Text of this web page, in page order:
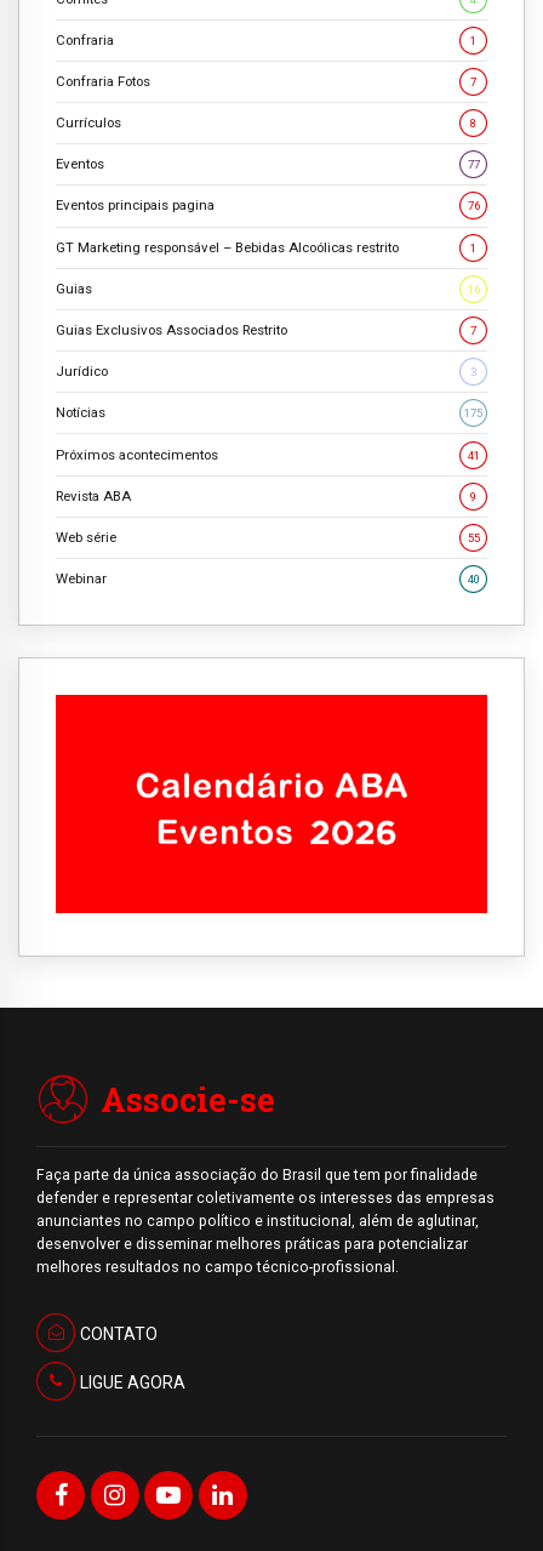
Confraria 1
Confraria Fotos 7
Currículos 8
Eventos 77
Eventos principais pagina 76
GT Marketing responsável – Bebidas Alcoólicas restrito 1
Guias 16
Guias Exclusivos Associados Restrito 7
Jurídico 3
Notícias 175
Próximos acontecimentos 41
Revista ABA 9
Web série 55
Webinar 40
Associe-se
Faça parte da única associação do Brasil que tem por finalidade
defender e representar coletivamente os interesses das empresas
anunciantes no campo político e institucional, além de aglutinar,
desenvolver e disseminar melhores práticas para potencializar
melhores resultados no campo técnico-profissional.
CONTATO
LIGUE AGORA